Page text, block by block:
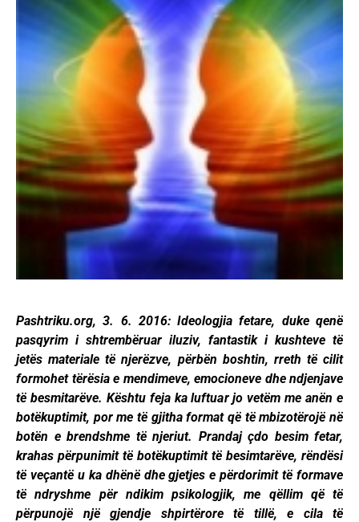
Pashtriku.org, 3. 6. 2016: Ideologjia fetare, duke qenë
pasqyrim i shtrembëruar iluziv, fantastik i kushteve të
jetës materiale të njerëzve, përbën boshtin, rreth të cilit
formohet tërësia e mendimeve, emocioneve dhe ndjenjave
të besmitarëve. Kështu feja ka luftuar jo vetëm me anën e
botëkuptimit, por me të gjitha format që të mbizotërojë në
botën e brendshme të njeriut. Prandaj çdo besim fetar,
krahas përpunimit të botëkuptimit të besimtarëve, rëndësi
të veçantë u ka dhënë dhe gjetjes e përdorimit të formave
të ndryshme për ndikim psikologjik, me qëllim që të
përpunojë një gjendje shpirtërore të tillë, e cila të